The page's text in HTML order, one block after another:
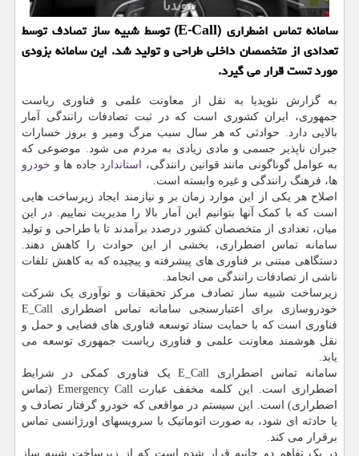
سامانه تماس اضطراری (E-Call) توسط شبیه ساز تصادف توسط
تعدادی از متخصصان داخلی طراحی و تولید شد. این سامانه بزودی
مورد تست قرار می گیرد.
به گزارش نئوپدیا به نقل از معاونت علمی و فناوری ریاست
جمهوری، ایران کشوری است که در ثبت تصادفات رانندگی آمار
بالایی دارد. حوادثی که هر سال سبب مرگ ومیر و بروز خسارات
جبران ناپذیر جسمی و مادی زیادی به مردم می شود. موضوعی که
به عوامل گوناگونی مانند قوانین رانندگی، استاندارد جاده ها و خودرو
ها، فرهنگ رانندگی و غیره وابسته است.
اصلاح هر یکی از این موارد زمان بر و نیازمند ایجاد زیرساخت هایی
است که با کمک آنها بتوانیم این آمار بالا را مدیریت نماییم. در این
میان، تعدادی از متخصصان کشور درصدد برآمدند تا با طراحی و تولید
سامانه تماس اضطراری، بخشی از این حوادث را کاهش دهند.
دستگاهی مبتنی بر فناوری های پیشرفته و پیچیده که به کاهش تلفات
ناشی از تصادفات رانندگی می انجامد.
زیرساخت شبیه ساز تصادف مرکز تحقیقات و نوآوری یک شرکت
خودروسازی برای اعتبارسنجی سامانه تماس اضطراری E_Call
فناوری است که با حمایت ستاد توسعه فناوری های فضایی و حمل و
نقل هوشمند معاونت علمی و فناوری ریاست جمهوری توسعه می
یابد.
سامانه تماس اضطراری E_Call یک فناوری کمکی در شرایط
اضطراری است. این کلمه مخفف عبارت Emergency Call (تماس
اضطراری) است. این سیستم در مواقعی که خودرو گرفتار تصادف و
یا حادثه ای شود، به صورت اتوماتیک با سرویسهای اورژانسی تماس
برقرار می کند.
در یک تفاهم دو جانبه قرار شده است که از زیرساخت شبیه ساز